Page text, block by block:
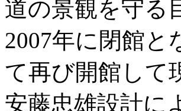
道の景観を守る
2007年に閉館と
て再び開館して
安藤忠雄設計に